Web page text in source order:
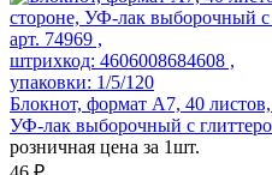
арт. 74969 ,
штрихкод: 4606008684608 ,
упаковки: 1/5/120
Блокнот, формат А7, 40
УФ-лак выборочный с
розничная цена за 1шт.